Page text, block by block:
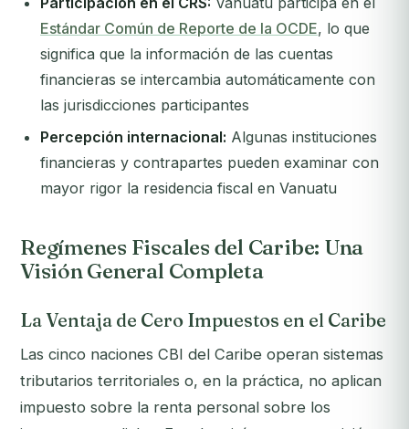
Estándar Común de Reporte de la OCDE, lo que
significa que la información de las cuentas
financieras se intercambia automáticamente con
las jurisdicciones participantes
Percepción internacional: Algunas instituciones
financieras y contrapartes pueden examinar con
mayor rigor la residencia fiscal en Vanuatu
Regímenes Fiscales del Caribe: Una
Visión General Completa
La Ventaja de Cero Impuestos en el Caribe
Las cinco naciones CBI del Caribe operan sistemas
tributarios territoriales o, en la práctica, no aplican
impuesto sobre la renta personal sobre los